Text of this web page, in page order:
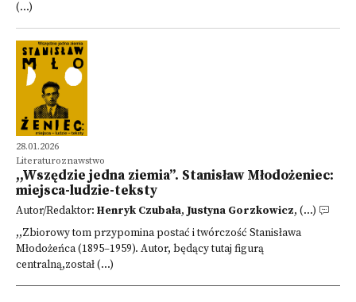
(...)
28.01.2026
Literaturoznawstwo
,,Wszędzie jedna ziemia”. Stanisław Młodożeniec:
miejsca-ludzie-teksty
Autor/Redaktor: Henryk Czubała, Justyna Gorzkowicz, (...)
,,Zbiorowy tom przypomina postać i twórczość Stanisława
Młodożeńca (1895–1959). Autor, będący tutaj figurą
centralną,został (...)